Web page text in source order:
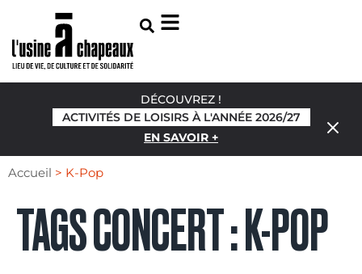
DÉCOUVREZ !
ACTIVITÉS DE LOISIRS À L'ANNÉE 2026/27
EN SAVOIR +
Accueil > K-Pop
TAGS CONCERT :K-POP